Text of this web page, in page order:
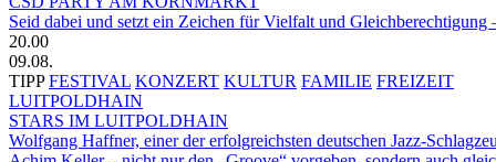
Seid dabei und setzt ein Zeichen für Vielfalt und
20.00
09.08.
TIPP FESTIVAL KONZERT KULTUR FAMILIE FREIZEIT
LUITPOLDHAIN
STARS IM LUITPOLDHAIN
Wolfgang Haffner, einer der erfolgreichsten deutschen Jazz-